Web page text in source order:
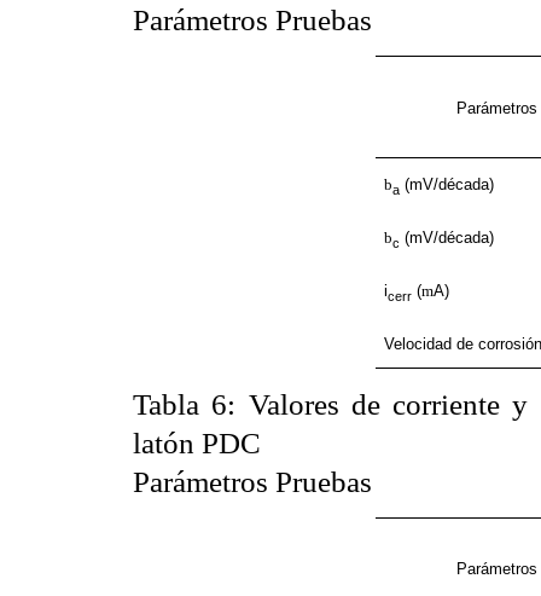
Parámetros Pruebas
Parámetros
ba (mV/década)
bc (mV/década)
icerr (mA)
Velocidad de
Tabla 6: Valores de corriente
latón PDC
Parámetros Pruebas
Parámetros